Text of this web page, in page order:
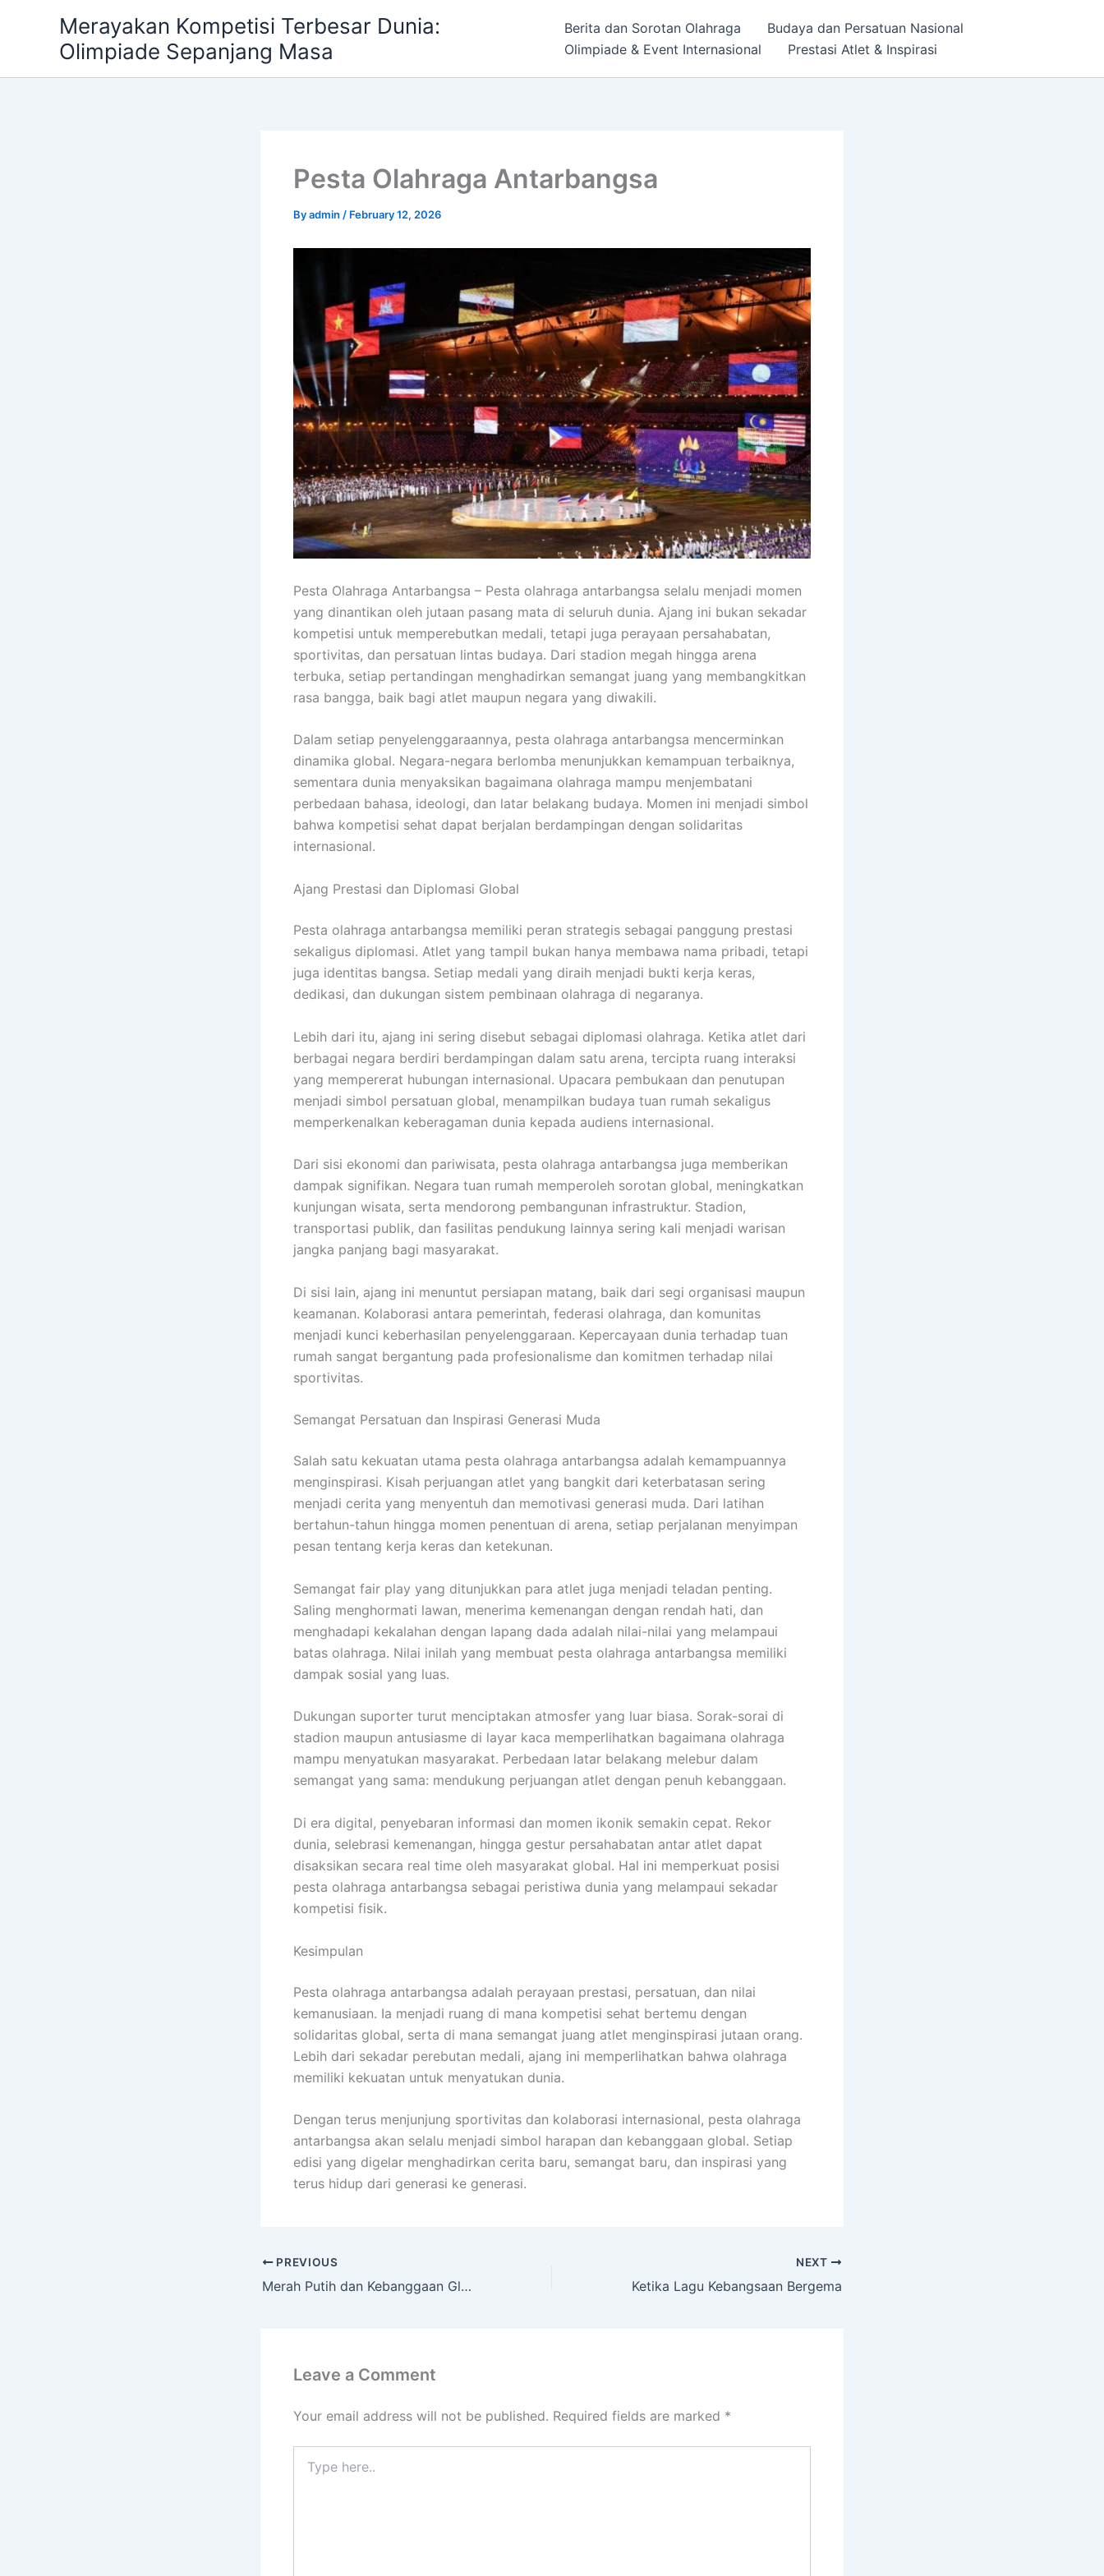
Merayakan Kompetisi Terbesar Dunia:
Olimpiade Sepanjang Masa
Berita dan Sorotan Olahraga
Budaya dan Persatuan Nasional
Olimpiade & Event Internasional
Prestasi Atlet & Inspirasi
Pesta Olahraga Antarbangsa
Byadmin / February 12, 2026
Pesta Olahraga Antarbangsa – Pesta olahraga antarbangsa selalu menjadi momen
yang dinantikan oleh jutaan pasang mata di seluruh dunia. Ajang ini bukan sekadar
kompetisi untuk memperebutkan medali, tetapi juga perayaan persahabatan,
sportivitas, dan persatuan lintas budaya. Dari stadion megah hingga arena
terbuka, setiap pertandingan menghadirkan semangat juang yang membangkitkan
rasa bangga, baik bagi atlet maupun negara yang diwakili.
Dalam setiap penyelenggaraannya, pesta olahraga antarbangsa mencerminkan
dinamika global. Negara-negara berlomba menunjukkan kemampuan terbaiknya,
sementara dunia menyaksikan bagaimana olahraga mampu menjembatani
perbedaan bahasa, ideologi, dan latar belakang budaya. Momen ini menjadi simbol
bahwa kompetisi sehat dapat berjalan berdampingan dengan solidaritas
internasional.
Ajang Prestasi dan Diplomasi Global
Pesta olahraga antarbangsa memiliki peran strategis sebagai panggung prestasi
sekaligus diplomasi. Atlet yang tampil bukan hanya membawa nama pribadi, tetapi
juga identitas bangsa. Setiap medali yang diraih menjadi bukti kerja keras,
dedikasi, dan dukungan sistem pembinaan olahraga di negaranya.
Lebih dari itu, ajang ini sering disebut sebagai diplomasi olahraga. Ketika atlet dari
berbagai negara berdiri berdampingan dalam satu arena, tercipta ruang interaksi
yang mempererat hubungan internasional. Upacara pembukaan dan penutupan
menjadi simbol persatuan global, menampilkan budaya tuan rumah sekaligus
memperkenalkan keberagaman dunia kepada audiens internasional.
Dari sisi ekonomi dan pariwisata, pesta olahraga antarbangsa juga memberikan
dampak signifikan. Negara tuan rumah memperoleh sorotan global, meningkatkan
kunjungan wisata, serta mendorong pembangunan infrastruktur. Stadion,
transportasi publik, dan fasilitas pendukung lainnya sering kali menjadi warisan
jangka panjang bagi masyarakat.
Di sisi lain, ajang ini menuntut persiapan matang, baik dari segi organisasi maupun
keamanan. Kolaborasi antara pemerintah, federasi olahraga, dan komunitas
menjadi kunci keberhasilan penyelenggaraan. Kepercayaan dunia terhadap tuan
rumah sangat bergantung pada profesionalisme dan komitmen terhadap nilai
sportivitas.
Semangat Persatuan dan Inspirasi Generasi Muda
Salah satu kekuatan utama pesta olahraga antarbangsa adalah kemampuannya
menginspirasi. Kisah perjuangan atlet yang bangkit dari keterbatasan sering
menjadi cerita yang menyentuh dan memotivasi generasi muda. Dari latihan
bertahun-tahun hingga momen penentuan di arena, setiap perjalanan menyimpan
pesan tentang kerja keras dan ketekunan.
Semangat fair play yang ditunjukkan para atlet juga menjadi teladan penting.
Saling menghormati lawan, menerima kemenangan dengan rendah hati, dan
menghadapi kekalahan dengan lapang dada adalah nilai-nilai yang melampaui
batas olahraga. Nilai inilah yang membuat pesta olahraga antarbangsa memiliki
dampak sosial yang luas.
Dukungan suporter turut menciptakan atmosfer yang luar biasa. Sorak-sorai di
stadion maupun antusiasme di layar kaca memperlihatkan bagaimana olahraga
mampu menyatukan masyarakat. Perbedaan latar belakang melebur dalam
semangat yang sama: mendukung perjuangan atlet dengan penuh kebanggaan.
Di era digital, penyebaran informasi dan momen ikonik semakin cepat. Rekor
dunia, selebrasi kemenangan, hingga gestur persahabatan antar atlet dapat
disaksikan secara real time oleh masyarakat global. Hal ini memperkuat posisi
pesta olahraga antarbangsa sebagai peristiwa dunia yang melampaui sekadar
kompetisi fisik.
Kesimpulan
Pesta olahraga antarbangsa adalah perayaan prestasi, persatuan, dan nilai
kemanusiaan. Ia menjadi ruang di mana kompetisi sehat bertemu dengan
solidaritas global, serta di mana semangat juang atlet menginspirasi jutaan orang.
Lebih dari sekadar perebutan medali, ajang ini memperlihatkan bahwa olahraga
memiliki kekuatan untuk menyatukan dunia.
Dengan terus menjunjung sportivitas dan kolaborasi internasional, pesta olahraga
antarbangsa akan selalu menjadi simbol harapan dan kebanggaan global. Setiap
edisi yang digelar menghadirkan cerita baru, semangat baru, dan inspirasi yang
terus hidup dari generasi ke generasi.
PREVIOUS
Merah Putih dan Kebanggaan Global
NEXT
Ketika Lagu Kebangsaan Bergema
Leave a Comment
Your email address will not be published. Required fields are marked *
here..